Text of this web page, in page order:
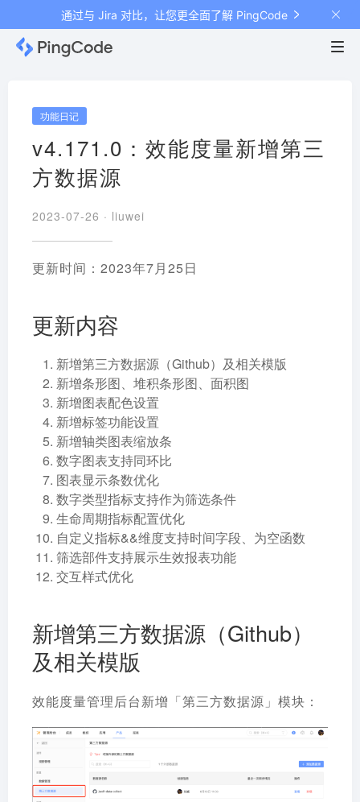
通过与 Jira 对比，让您更全面了解 PingCode
功能日记
v4.171.0：效能度量新增第三
方数据源
2023-07-26 · liuwei
更新时间：2023年7月25日
更新内容
新增第三方数据源（Github）及相关模版
新增条形图、堆积条形图、面积图
新增图表配色设置
新增标签功能设置
新增轴类图表缩放条
数字图表支持同环比
图表显示条数优化
数字类型指标支持作为筛选条件
生命周期指标配置优化
自定义指标&&维度支持时间字段、为空函数
筛选部件支持展示生效报表功能
交互样式优化
新增第三方数据源（Github）
及相关模版
效能度量管理后台新增「第三方数据源」模块：